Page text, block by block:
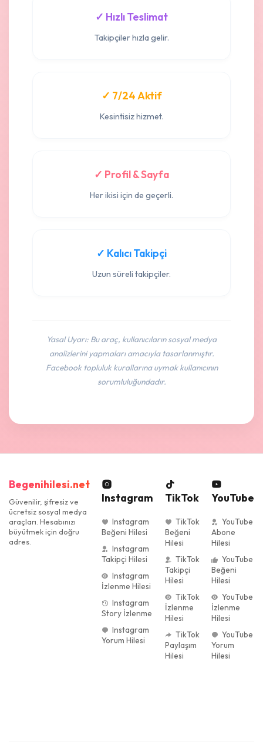
✓ Hızlı Teslimat
Takipçiler hızla gelir.
✓ 7/24 Aktif
Kesintisiz hizmet.
✓ Profil & Sayfa
Her ikisi için de geçerli.
✓ Kalıcı Takipçi
Uzun süreli takipçiler.
Yasal Uyarı: Bu araç, kullanıcıların sosyal medya
analizlerini yapmaları amacıyla tasarlanmıştır.
Facebook topluluk kurallarına uymak kullanıcının
sorumluluğundadır.
Begenihilesi.net
Güvenilir, şifresiz ve
ücretsiz sosyal medya
araçları. Hesabınızı
büyütmek için doğru
adres.
Instagram
Instagram
Beğeni Hilesi
Instagram
Takipçi Hilesi
Instagram
İzlenme Hilesi
Instagram
Story İzlenme
Instagram
Yorum Hilesi
TikTok
TikTok
Beğeni
Hilesi
TikTok
Takipçi
Hilesi
TikTok
İzlenme
Hilesi
TikTok
Paylaşım
Hilesi
YouTube
YouTube
Abone
Hilesi
YouTube
Beğeni
Hilesi
YouTube
İzlenme
Hilesi
YouTube
Yorum
Hilesi